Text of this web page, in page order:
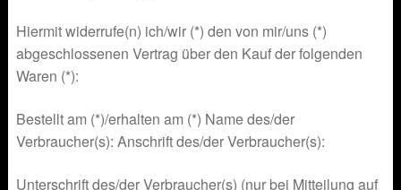
Hiermit widerrufe(n) ich/wir (*) den von mir/uns (*)
abgeschlossenen Vertrag über den Kauf der folgenden
Waren (*):
Bestellt am (*)/erhalten am (*) Name des/der
Verbraucher(s): Anschrift des/der Verbraucher(s):
Unterschrift des/der Verbraucher(s) (nur bei Mitteilung auf